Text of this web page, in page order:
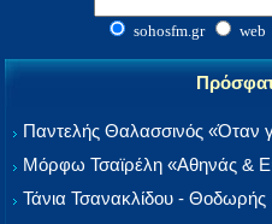
sohosfm.gr web
Παντελής Θαλασσινός «Όταν
Μόρφω Τσαϊρέλη «Αθηνάς &
Τάνια Τσανακλίδου - Θοδωρής